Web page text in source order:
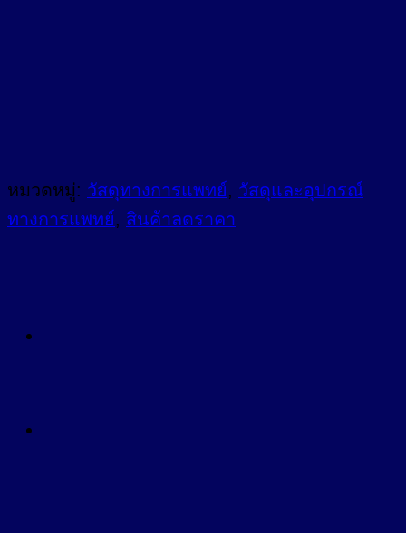
หมวดหมู่: วัสดุทางการแพทย์, วัสดุและอุปกรณ์
ทางการแพทย์, สินค้าลดราคา